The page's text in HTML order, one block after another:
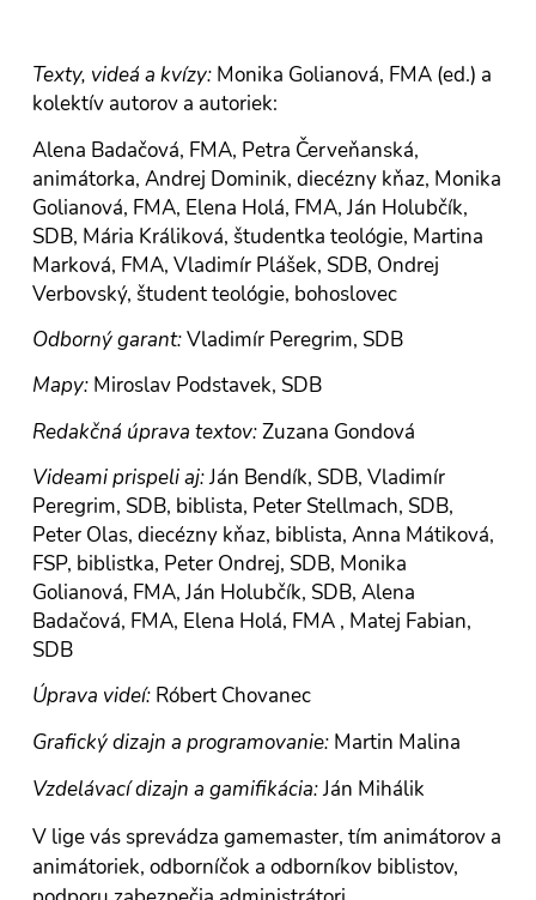
Texty, videá a kvízy: Monika Golianová, FMA (ed.) a
kolektív autorov a autoriek:
Alena Badačová, FMA, Petra Červeňanská,
animátorka, Andrej Dominik, diecézny kňaz, Monika
Golianová, FMA, Elena Holá, FMA, Ján Holubčík,
SDB, Mária Králiková, študentka teológie, Martina
Marková, FMA, Vladimír Plášek, SDB, Ondrej
Verbovský, študent teológie, bohoslovec
Odborný garant:Vladimír Peregrim, SDB
Mapy: Miroslav Podstavek, SDB
Redakčná úprava textov:Zuzana Gondová
Videami prispeli aj:Ján Bendík, SDB, Vladimír
Peregrim, SDB, biblista, Peter Stellmach, SDB,
Peter Olas, diecézny kňaz, biblista, Anna Mátiková,
FSP, biblistka, Peter Ondrej, SDB, Monika
Golianová, FMA, Ján Holubčík, SDB, Alena
Badačová, FMA, Elena Holá, FMA , Matej Fabian,
SDB
Úprava videí: Róbert Chovanec
Grafický dizajn a programovanie: Martin Malina
Vzdelávací dizajn a gamifikácia:Ján Mihálik
V lige vás sprevádza gamemaster, tím animátorov a
animátoriek, odborníčok a odborníkov biblistov,